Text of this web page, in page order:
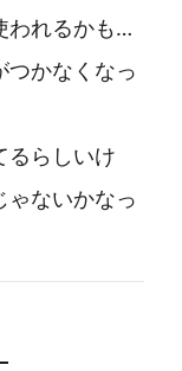
われるかも…
つかなくなっ
るらしいけ
ゃないかなっ